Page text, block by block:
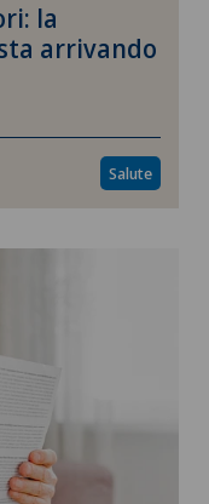
la
arrivando
Salute